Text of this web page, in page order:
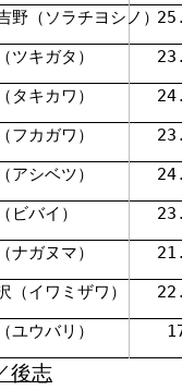
野（ソラチヨシノ）
ツキガタ）
タキカワ）
フカガワ）
アシベツ）
ビバイ）
ナガヌマ）
（イワミザワ）
ユウバリ）
後志